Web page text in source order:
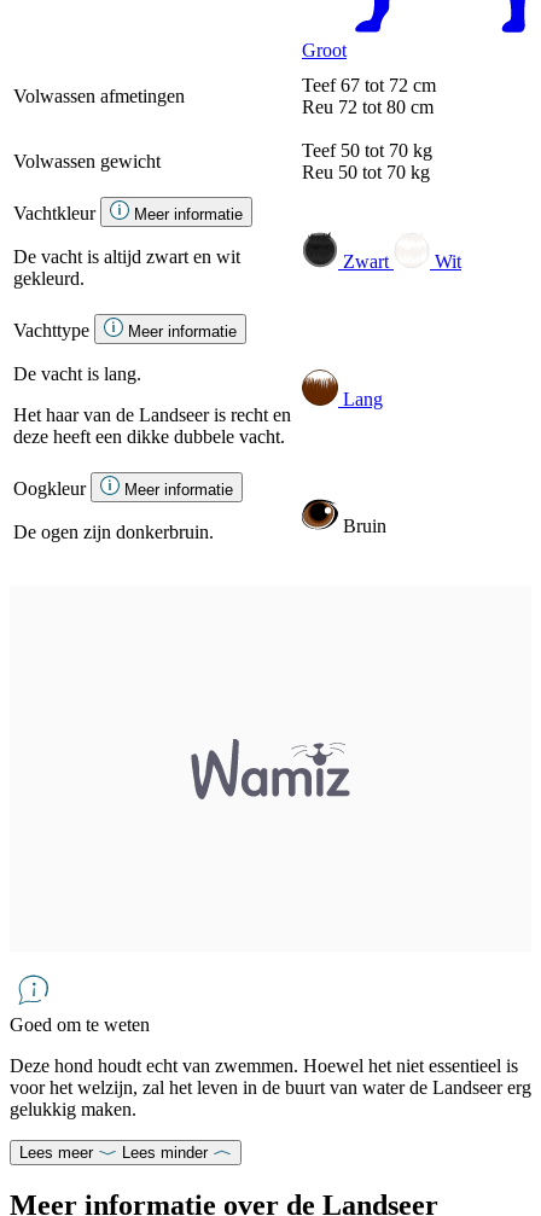
Groot
Volwassen afmetingen
Teef 67 tot 72 cm
Reu 72 tot 80 cm
Volwassen gewicht
Teef 50 tot 70 kg
Reu 50 tot 70 kg
Vachtkleur
Meer informatie
De vacht is altijd zwart en wit
gekleurd.
Zwart Wit
Vachttype Meer informatie
De vacht is lang.
Het haar van de Landseer is recht en
deze heeft een dikke dubbele vacht.
Lang
Oogkleur Meer informatie
De ogen zijn donkerbruin. Bruin
Goed om te weten
Deze hond houdt echt van zwemmen. Hoewel het niet essentieel is
voor het welzijn, zal het leven in de buurt van water de Landseer erg
gelukkig maken.
Lees meer Lees minder
Meer informatie over de Landseer